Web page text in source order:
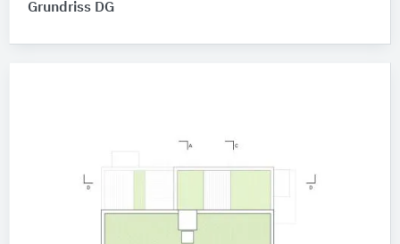
Grundriss DG